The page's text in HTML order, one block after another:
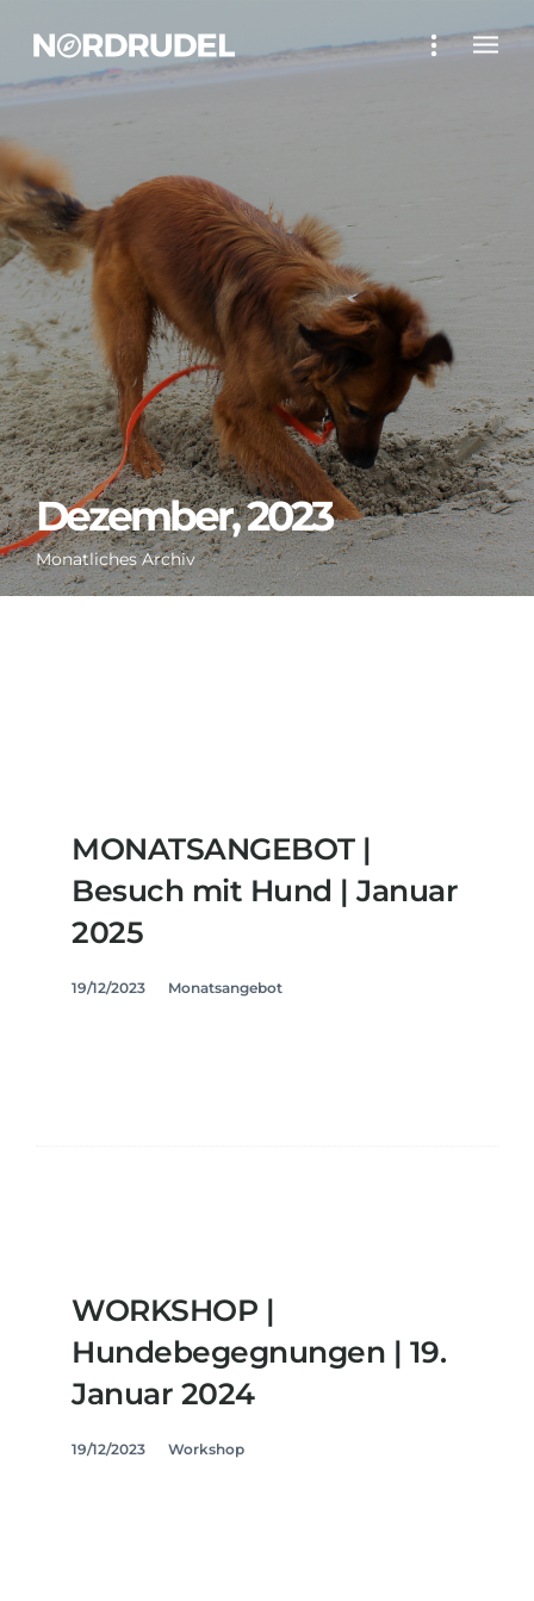
Dezember, 2023
Monatliches Archiv
MONATSANGEBOT |
Besuch mit Hund | Januar
2025
19/12/2023 Monatsangebot
WORKSHOP |
Hundebegegnungen | 19.
Januar 2024
19/12/2023 Workshop